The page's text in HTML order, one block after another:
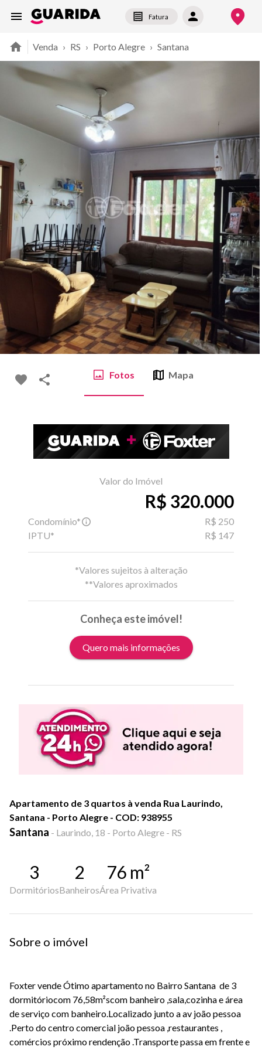
Fatura
Venda › RS › Porto Alegre › Santana
Fotos Mapa
Valor do Imóvel
R$ 320.000
Condomínio*
R$ 250
IPTU*
R$ 147
*Valores sujeitos à alteração
**Valores aproximados
Conheça este imóvel!
Quero mais informações
Apartamento de 3 quartos à venda Rua Laurindo,
Santana - Porto Alegre - COD: 938955
Santana - Laurindo, 18 - Porto Alegre - RS
3
Dormitórios
2
Banheiros
76 m²
Área Privativa
Sobre o imóvel
Foxter vende Ótimo apartamento no Bairro Santana de 3
dormitóriocom 76,58m²scom banheiro ,sala,cozinha e área
de serviço com banheiro.Localizado junto a av joão pessoa
.Perto do centro comercial joão pessoa ,restaurantes ,
comércios próximo rendenção .Transporte passa em frente e